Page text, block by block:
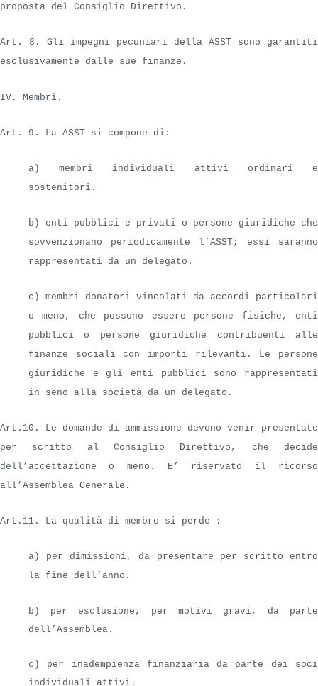
proposta del Consiglio Direttivo.
Art. 8. Gli impegni pecuniari della ASST sono garantiti
esclusivamente dalle sue finanze.
IV. Membri .
Art. 9. La ASST si compone di:
a) membri individuali attivi ordinari e
sostenitori.
b) enti pubblici e privati o persone giuridiche che
sovvenzionano periodicamente l’ASST; essi saranno
rappresentati da un delegato.
c) membri donatori vincolati da accordi particolari
o meno, che possono essere persone fisiche, enti
pubblici o persone giuridiche contribuenti alle
finanze sociali con importi rilevanti. Le persone
giuridiche e gli enti pubblici sono rappresentati
in seno alla società da un delegato.
Art.10. Le domande di ammissione devono venir presentate
per scritto al Consiglio Direttivo, che decide
dell’accettazione o meno. E’ riservato il ricorso
all’Assemblea Generale.
Art.11. La qualità di membro si perde :
a) per dimissioni, da presentare per scritto entro
la fine dell’anno.
b) per esclusione, per motivi gravi, da parte
dell’Assemblea.
c) per inadempienza finanziaria da parte dei soci
individuali attivi.